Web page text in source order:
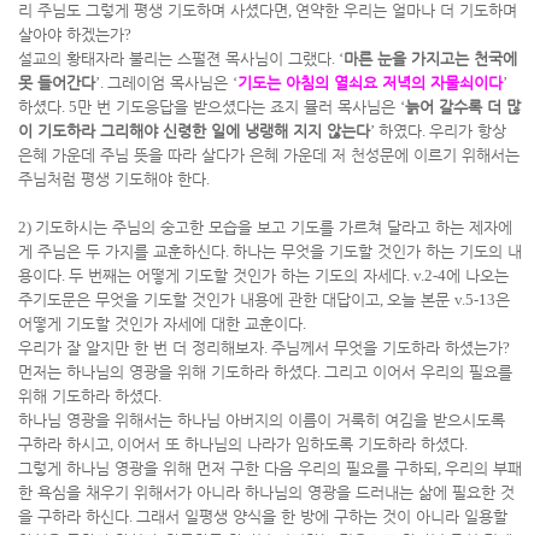
리 주님도 그렇게 평생 기도하며 사셨다면, 연약한 우리는 얼마나 더 기도하며
살아야 하겠는가?
설교의 황태자라 불리는 스펄젼 목사님이 그랬다. ‘마른 눈을 가지고는 천국에
못 들어간다’. 그레이엄 목사님은 ‘기도는 아침의 열쇠요 저녁의 자물쇠이다’
하셨다. 5만 번 기도응답을 받으셨다는 죠지 뮬러 목사님은 ‘늙어 갈수록 더 많
이 기도하라 그리해야 신령한 일에 냉랭해 지지 않는다’ 하였다. 우리가 항상
은혜 가운데 주님 뜻을 따라 살다가 은혜 가운데 저 천성문에 이르기 위해서는
주님처럼 평생 기도해야 한다.
2) 기도하시는 주님의 숭고한 모습을 보고 기도를 가르쳐 달라고 하는 제자에
게 주님은 두 가지를 교훈하신다. 하나는 무엇을 기도할 것인가 하는 기도의 내
용이다. 두 번째는 어떻게 기도할 것인가 하는 기도의 자세다. v.2-4에 나오는
주기도문은 무엇을 기도할 것인가 내용에 관한 대답이고, 오늘 본문 v.5-13은
어떻게 기도할 것인가 자세에 대한 교훈이다.
우리가 잘 알지만 한 번 더 정리해보자. 주님께서 무엇을 기도하라 하셨는가?
먼저는 하나님의 영광을 위해 기도하라 하셨다. 그리고 이어서 우리의 필요를
위해 기도하라 하셨다.
하나님 영광을 위해서는 하나님 아버지의 이름이 거룩히 여김을 받으시도록
구하라 하시고, 이어서 또 하나님의 나라가 임하도록 기도하라 하셨다.
그렇게 하나님 영광을 위해 먼저 구한 다음 우리의 필요를 구하되 , 우리의 부패
한 욕심을 채우기 위해서가 아니라 하나님의 영광을 드러내는 삶에 필요한 것
을 구하라 하신다. 그래서 일평생 양식을 한 방에 구하는 것이 아니라 일용할